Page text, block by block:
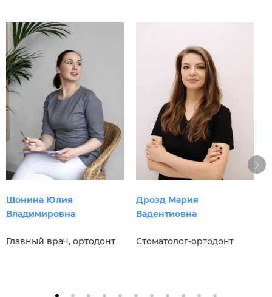
Шонина Юлия
Владимировна
Главный врач, ортодонт
Дрозд Мария
Вадентиовна
Стоматолог-ортодонт